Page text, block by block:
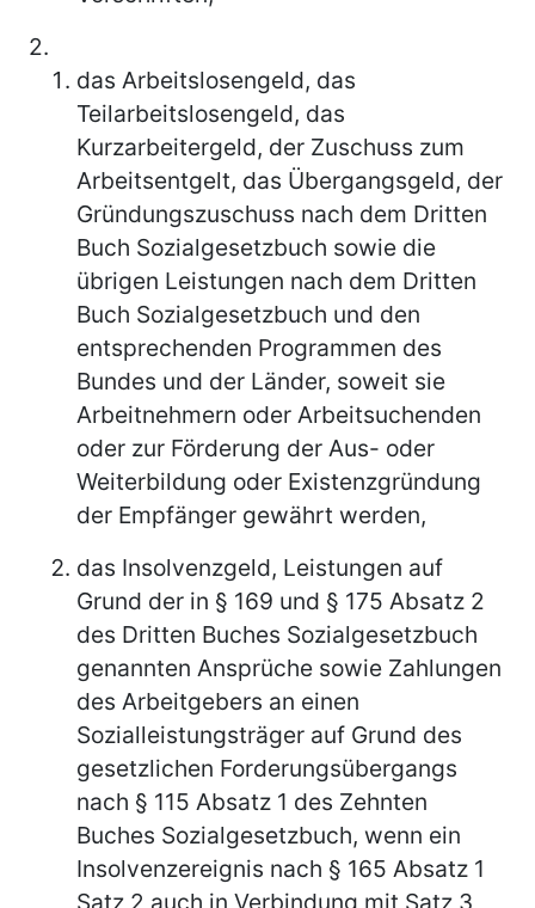
2.
das Arbeitslosengeld, das
Teilarbeitslosengeld, das
Kurzarbeitergeld, der Zuschuss zum
Arbeitsentgelt, das Übergangsgeld, der
Gründungszuschuss nach dem Dritten
Buch Sozialgesetzbuch sowie die
übrigen Leistungen nach dem Dritten
Buch Sozialgesetzbuch und den
entsprechenden Programmen des
Bundes und der Länder, soweit sie
Arbeitnehmern oder Arbeitsuchenden
oder zur Förderung der Aus- oder
Weiterbildung oder Existenzgründung
der Empfänger gewährt werden,
das Insolvenzgeld, Leistungen auf
Grund der in § 169 und § 175 Absatz 2
des Dritten Buches Sozialgesetzbuch
genannten Ansprüche sowie Zahlungen
des Arbeitgebers an einen
Sozialleistungsträger auf Grund des
gesetzlichen Forderungsübergangs
nach § 115 Absatz 1 des Zehnten
Buches Sozialgesetzbuch, wenn ein
Insolvenzereignis nach § 165 Absatz 1
Satz 2 auch in Verbindung mit Satz 3